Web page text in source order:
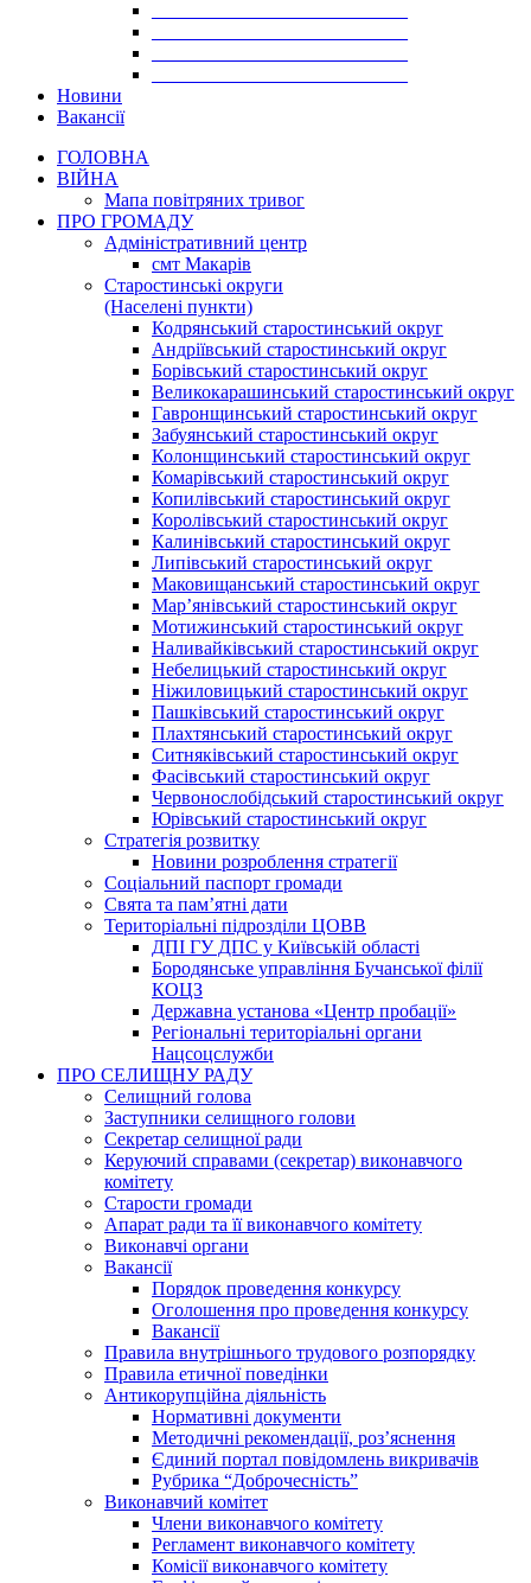
Новини
Вакансії
ГОЛОВНА
ВІЙНА
Мапа повітряних тривог
ПРО ГРОМАДУ
Aдміністративний центр
смт Макарів
Старостинські округи
(Населені пункти)
Кодрянський старостинський округ
Андріївський старостинський округ
Борівський старостинський округ
Великокарашинський старостинський округ
Гавронщинський старостинський округ
Забуянський старостинський округ
Колонщинський старостинський округ
Комарівський старостинський округ
Копилівський старостинський округ
Королівський старостинський округ
Калинівський старостинський округ
Липівський старостинський округ
Маковищанський старостинський округ
Мар’янівський старостинський округ
Мотижинський старостинський округ
Наливайківський старостинський округ
Небелицький старостинський округ
Ніжиловицький старостинський округ
Пашківський старостинський округ
Плахтянський старостинський округ
Ситняківський старостинський округ
Фасівський старостинський округ
Червонослобідський старостинський округ
Юрівський старостинський округ
Стратегія розвитку
Новини розроблення стратегії
Соціальний паспорт громади
Свята та пам’ятні дати
Територіальні підрозділи ЦОВВ
ДПІ ГУ ДПС у Київській області
Бородянське управління Бучанської філії
КОЦЗ
Державна установа «Центр пробації»
Регіональні територіальні органи
Нацсоцслужби
ПРО СЕЛИЩНУ РАДУ
Селищний голова
Заступники селищного голови
Секретар селищної ради
Керуючий справами (секретар) виконавчого
комітету
Старости громади
Апарат ради та її виконавчого комітету
Виконавчі органи
Вакансії
Порядок проведення конкурсу
Оголошення про проведення конкурсу
Вакансії
Правила внутрішнього трудового розпорядку
Правила етичної поведінки
Антикорупційна діяльність
Нормативні документи
Методичні рекомендації, роз’яснення
Єдиний портал повідомлень викривачів
Рубрика “Доброчесність”
Виконавчий комітет
Члени виконавчого комітету
Регламент виконавчого комітету
Комісії виконавчого комітету